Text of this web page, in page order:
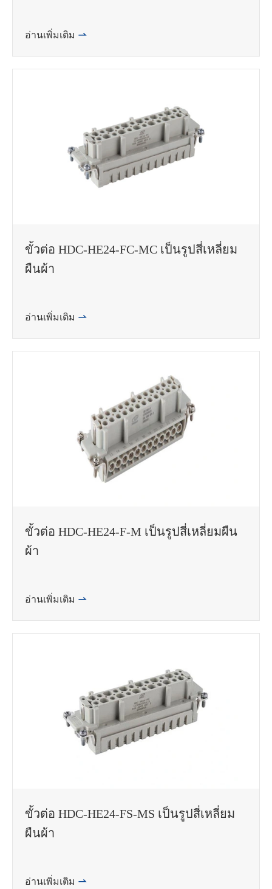
อ่านเพิ่มเติม 
ขั้วต่อ HDC-HE24-FC-MC เป็นรูปสี่เหลี่ยม
ผืนผ้า
อ่านเพิ่มเติม 
ขั้วต่อ HDC-HE24-F-M เป็นรูปสี่เหลี่ยมผืน
ผ้า
อ่านเพิ่มเติม 
ขั้วต่อ HDC-HE24-FS-MS เป็นรูปสี่เหลี่ยม
ผืนผ้า
อ่านเพิ่มเติม 